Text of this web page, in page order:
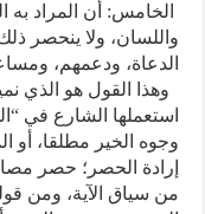
الخامس: أن المراد به
واللسان، ولا ينحصر
الدعاة، ودعمهم،
وهذا القول هو الذي
استعملها الشارع في
وجوه الخير مطلقا، أو
إرادة الحصر؛ حصر
من سياق الآية، ومن